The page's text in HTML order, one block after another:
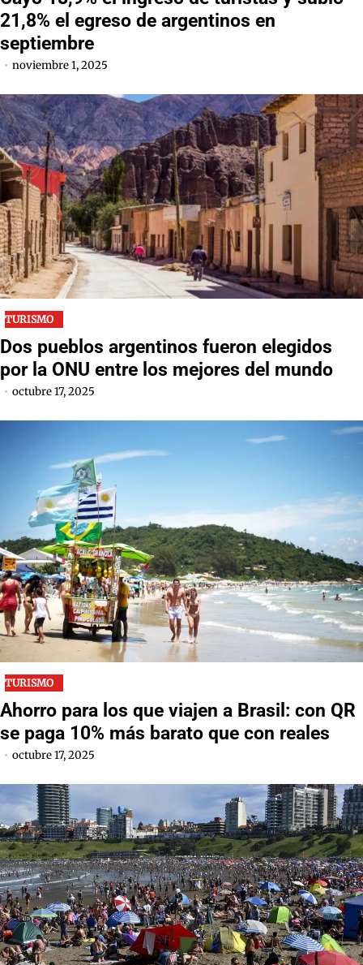
21,8% el egreso de argentinos en
septiembre
noviembre 1, 2025
TURISMO
Dos pueblos argentinos fueron elegidos
por la ONU entre los mejores del mundo
octubre 17, 2025
TURISMO
Ahorro para los que viajen a Brasil: con QR
se paga 10% más barato que con reales
octubre 17, 2025